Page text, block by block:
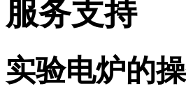
服务支持
实验电炉的